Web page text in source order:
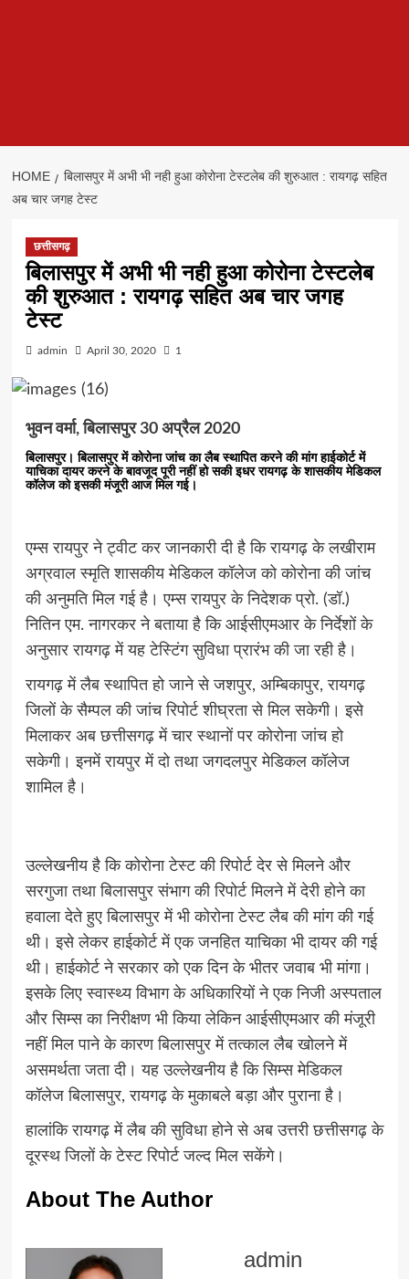
HOME
बिलासपुर में अभी भी नही हुआ कोरोना टेस्टलेब की शुरुआत : रायगढ़ सहित
अब चार जगह टेस्ट
छत्तीसगढ़
बिलासपुर में अभी भी नही हुआ कोरोना टेस्टलेब
की शुरुआत : रायगढ़ सहित अब चार जगह
टेस्ट
admin April 30, 2020 1
भुवन वर्मा, बिलासपुर 30 अप्रैल 2020
बिलासपुर। बिलासपुर में कोरोना जांच का लैब स्थापित करने की मांग हाईकोर्ट में
याचिका दायर करने के बावजूद पूरी नहीं हो सकी इधर रायगढ़ के शासकीय मेडिकल
कॉलेज को इसकी मंजूरी आज मिल गई।
एम्स रायपुर ने ट्वीट कर जानकारी दी है कि रायगढ़ के लखीराम
अग्रवाल स्मृति शासकीय मेडिकल कॉलेज को कोरोना की जांच
की अनुमति मिल गई है। एम्स रायपुर के निदेशक प्रो. (डॉ.)
नितिन एम. नागरकर ने बताया है कि आईसीएमआर के निर्देशों के
अनुसार रायगढ़ में यह टेस्टिंग सुविधा प्रारंभ की जा रही है।
रायगढ़ में लैब स्थापित हो जाने से जशपुर, अम्बिकापुर, रायगढ़
जिलों के सैम्पल की जांच रिपोर्ट शीघ्रता से मिल सकेगी। इसे
मिलाकर अब छत्तीसगढ़ में चार स्थानों पर कोरोना जांच हो
सकेगी। इनमें रायपुर में दो तथा जगदलपुर मेडिकल कॉलेज
शामिल है।
उल्लेखनीय है कि कोरोना टेस्ट की रिपोर्ट देर से मिलने और
सरगुजा तथा बिलासपुर संभाग की रिपोर्ट मिलने में देरी होने का
हवाला देते हुए बिलासपुर में भी कोरोना टेस्ट लैब की मांग की गई
थी। इसे लेकर हाईकोर्ट में एक जनहित याचिका भी दायर की गई
थी। हाईकोर्ट ने सरकार को एक दिन के भीतर जवाब भी मांगा।
इसके लिए स्वास्थ्य विभाग के अधिकारियों ने एक निजी अस्पताल
और सिम्स का निरीक्षण भी किया लेकिन आईसीएमआर की मंजूरी
नहीं मिल पाने के कारण बिलासपुर में तत्काल लैब खोलने में
असमर्थता जता दी। यह उल्लेखनीय है कि सिम्स मेडिकल
कॉलेज बिलासपुर, रायगढ़ के मुकाबले बड़ा और पुराना है।
हालांकि रायगढ़ में लैब की सुविधा होने से अब उत्तरी छत्तीसगढ़ के
दूरस्थ जिलों के टेस्ट रिपोर्ट जल्द मिल सकेंगे।
About The Author
admin